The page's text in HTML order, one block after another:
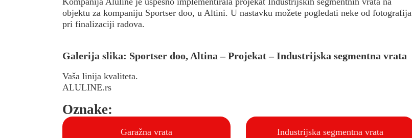
objektu za kompaniju Sportser doo, u Altini. U nastavku možete pogledati neke od fotografija
pri finalizaciji radova.
Galerija slika: Sportser doo, Altina – Projekat – Industrijska segmentna vrata
Vaša linija kvaliteta.
ALULINE.rs
Oznake:
Garažna vrata Industrijska segmentna vrata